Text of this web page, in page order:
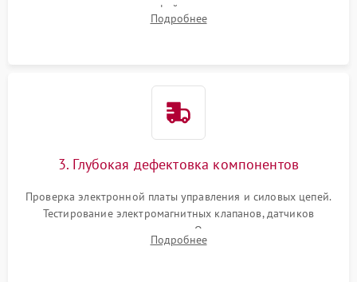
внутренних узлов от кофейных масел, жмыха и накипи.
Промывка дренажных каналов и фильтров с использованием
Подробнее
3. Глубокая дефектовка компонентов
Проверка электронной платы управления и силовых цепей.
Тестирование электромагнитных клапанов, датчиков
температуры и расходомера. Оценка степени износа
жерновов кофемолки, уплотнительных колец гидросистемы
Подробнее